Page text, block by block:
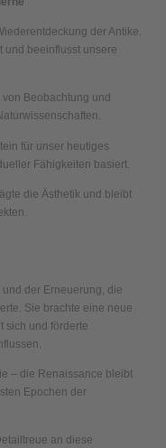
der Antike.
und beeinflusst unsere
Beobachtung und
für unser heutiges
Fähigkeiten basiert.
die Ästhetik und bleibt
der Erneuerung, die
Sie brachte eine neue
sich und förderte
– die Renaissance bleibt
Epochen der
an diese